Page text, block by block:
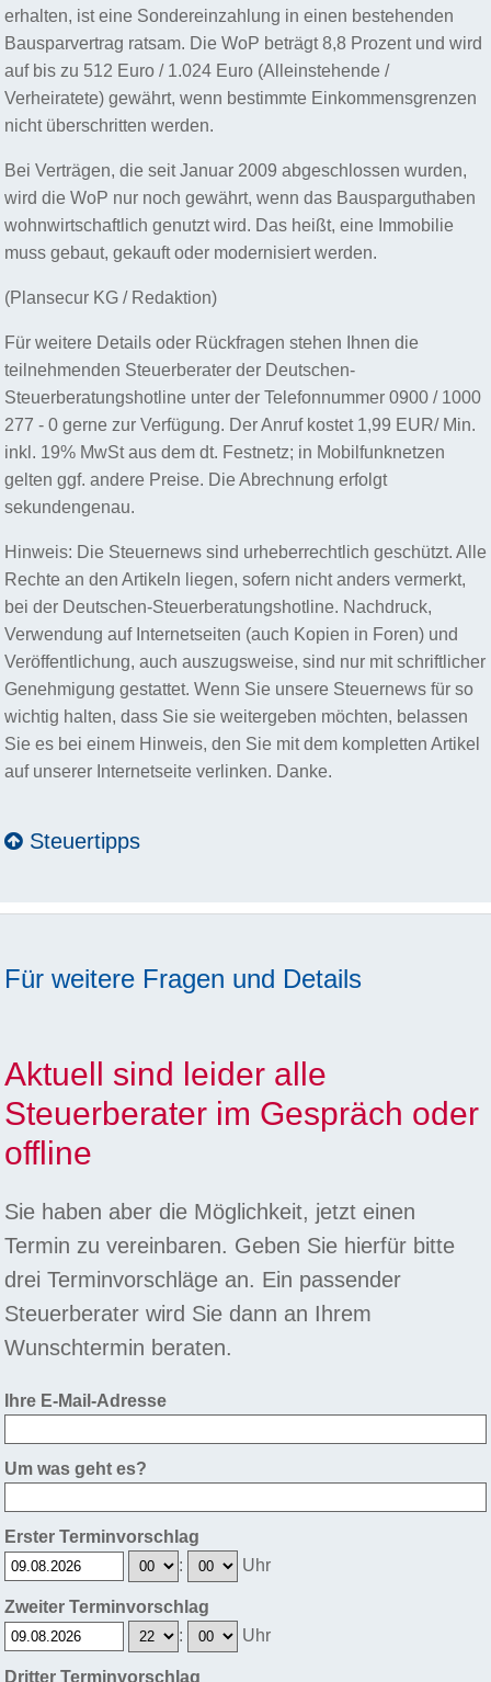
erhalten, ist eine Sondereinzahlung in einen bestehenden
Bausparvertrag ratsam. Die WoP beträgt 8,8 Prozent und wird
auf bis zu 512 Euro / 1.024 Euro (Alleinstehende /
Verheiratete) gewährt, wenn bestimmte Einkommensgrenzen
nicht überschritten werden.
Bei Verträgen, die seit Januar 2009 abgeschlossen wurden,
wird die WoP nur noch gewährt, wenn das Bausparguthaben
wohnwirtschaftlich genutzt wird. Das heißt, eine Immobilie
muss gebaut, gekauft oder modernisiert werden.
(Plansecur KG / Redaktion)
Für weitere Details oder Rückfragen stehen Ihnen die
teilnehmenden Steuerberater der Deutschen-
Steuerberatungshotline unter der Telefonnummer 0900 / 1000
277 - 0 gerne zur Verfügung. Der Anruf kostet 1,99 EUR/ Min.
inkl. 19% MwSt aus dem dt. Festnetz; in Mobilfunknetzen
gelten ggf. andere Preise. Die Abrechnung erfolgt
sekundengenau.
Hinweis: Die Steuernews sind urheberrechtlich geschützt. Alle
Rechte an den Artikeln liegen, sofern nicht anders vermerkt,
bei der Deutschen-Steuerberatungshotline. Nachdruck,
Verwendung auf Internetseiten (auch Kopien in Foren) und
Veröffentlichung, auch auszugsweise, sind nur mit schriftlicher
Genehmigung gestattet. Wenn Sie unsere Steuernews für so
wichtig halten, dass Sie sie weitergeben möchten, belassen
Sie es bei einem Hinweis, den Sie mit dem kompletten Artikel
auf unserer Internetseite verlinken. Danke.
Steuertipps
Für weitere Fragen und Details
Aktuell sind leider alle
Steuerberater im Gespräch oder
offline
Sie haben aber die Möglichkeit, jetzt einen
Termin zu vereinbaren. Geben Sie hierfür bitte
drei Terminvorschläge an. Ein passender
Steuerberater wird Sie dann an Ihrem
Wunschtermin beraten.
Ihre E-Mail-Adresse
Um was geht es?
Erster Terminvorschlag
:
Uhr
Zweiter Terminvorschlag
:
Uhr
Dritter Terminvorschlag